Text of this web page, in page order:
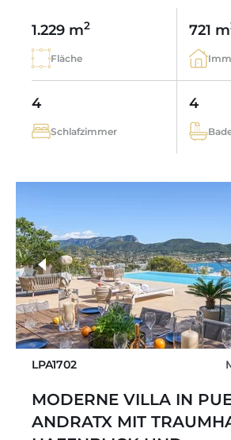
1.229 m2
Fläche
721 m
4
Schlafzimmer
4
LPA1702
MODERNE VILLA IN
ANDRATX MIT